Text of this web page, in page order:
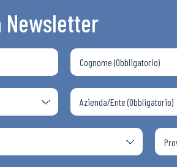
Bollettini ADAPT
Articoli
Osservatori